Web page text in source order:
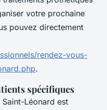
votre prochaine
pouvez directement
rendez-vous-
.
spécifiques
Léonard est